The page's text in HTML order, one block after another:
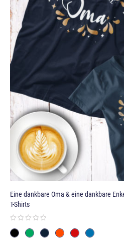
Eine dankbare Oma & eine dankbare
T-Shirts